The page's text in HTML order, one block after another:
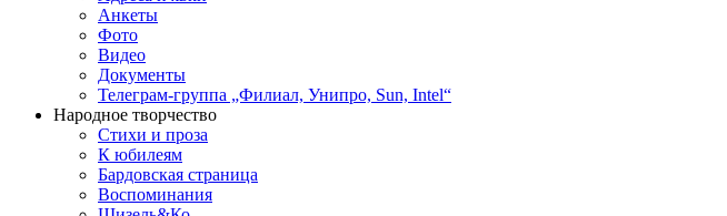
Анкеты
Фото
Видео
Документы
Телеграм-группа „Филиал, Унипро, Sun, Intel“
Народное творчество
Стихи и проза
К юбилеям
Бардовская страница
Воспоминания